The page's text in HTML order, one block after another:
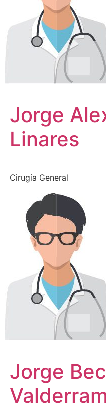
Jorge
Linares
Cirugía General
Jorge